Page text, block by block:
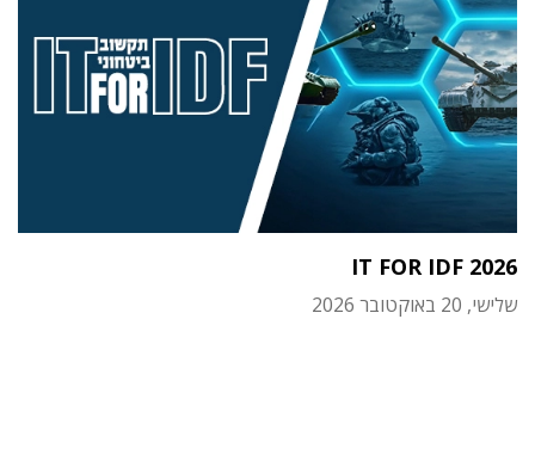
IT FOR IDF 2026
שלישי, 20 באוקטובר 2026